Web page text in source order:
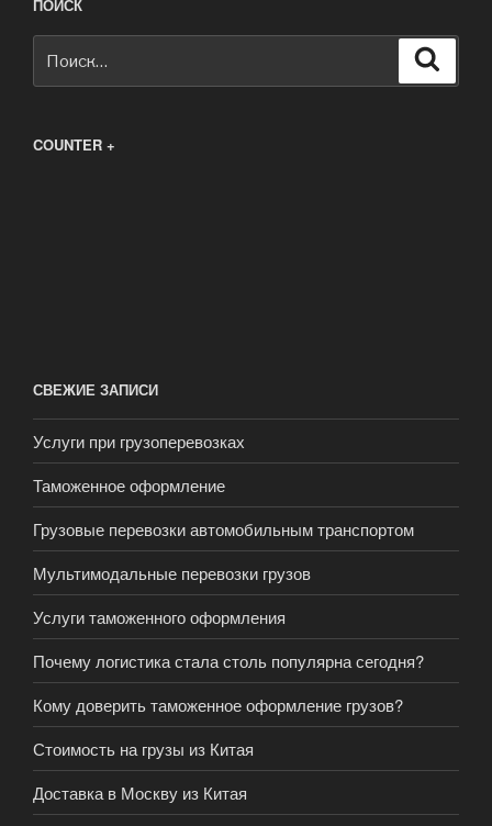
ПОИСК
COUNTER +
СВЕЖИЕ ЗАПИСИ
Услуги при грузоперевозках
Таможенное оформление
Грузовые перевозки автомобильным транспортом
Мультимодальные перевозки грузов
Услуги таможенного оформления
Почему логистика стала столь популярна сегодня?
Кому доверить таможенное оформление грузов?
Стоимость на грузы из Китая
Доставка в Москву из Китая